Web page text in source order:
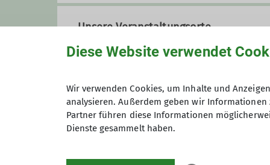
Ämter
Unsere Veranstaltungsorte
Defreggerstraße 24
Diese Website verwendet
Wir verwenden Cookies, um Inhalte und
analysieren. Außerdem geben wir
Partner führen diese Informationen
Dienste gesammelt haben.